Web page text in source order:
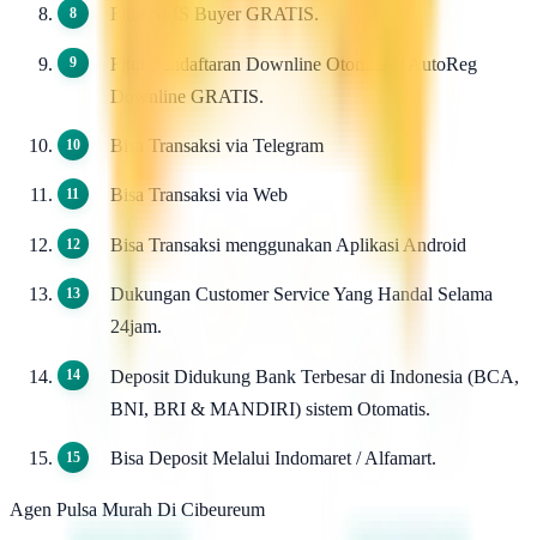
Fitur SMS Buyer GRATIS.
Fitur Pendaftaran Downline Otomatis / AutoReg
Downline GRATIS.
Bisa Transaksi via Telegram
Bisa Transaksi via Web
Bisa Transaksi menggunakan Aplikasi Android
Dukungan Customer Service Yang Handal Selama
24jam.
Deposit Didukung Bank Terbesar di Indonesia (BCA,
BNI, BRI & MANDIRI) sistem Otomatis.
Bisa Deposit Melalui Indomaret / Alfamart.
Agen Pulsa Murah Di Cibeureum